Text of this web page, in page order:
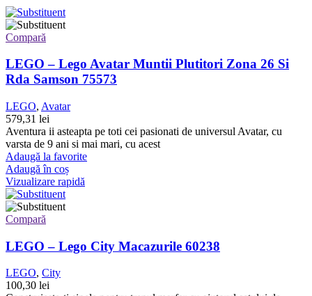
Compară
LEGO – Lego Avatar Muntii Plutitori Zona 26 Si
Rda Samson 75573
LEGO, Avatar
579,31 lei
Aventura ii asteapta pe toti cei pasionati de universul Avatar, cu
varsta de 9 ani si mai mari, cu acest
Adaugă la favorite
Adaugă în coș
Vizualizare rapidă
Compară
LEGO – Lego City Macazurile 60238
LEGO, City
100,30 lei